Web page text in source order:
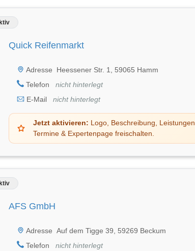
Quick Reifenmarkt
Adresse
Heessener Str. 1, 59065 Hamm
Telefon
nicht hinterlegt
E-Mail
nicht hinterlegt
Jetzt aktivieren: Logo, Beschreibung, Leistungen,
Termine & Expertenpage freischalten.
AFS GmbH
Adresse Auf dem Tigge 39, 59269 Beckum
Telefon
nicht hinterlegt